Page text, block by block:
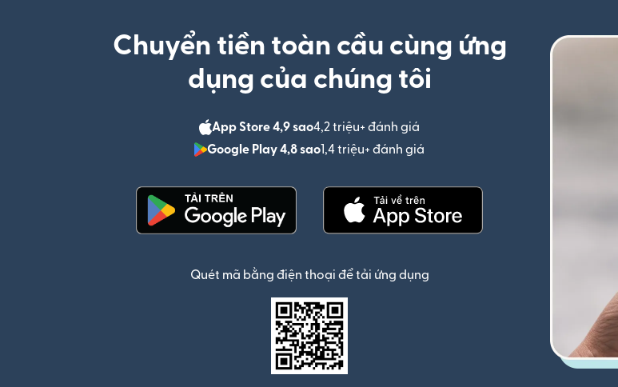
Chuyển tiền toàn cầu cùng ứng
dụng của chúng tôi
App Store 4,9 sao4,2 triệu+ đánh giá
Google Play 4,8 sao1,4 triệu+ đánh giá
Quét mã bằng điện thoại để tải ứng dụng